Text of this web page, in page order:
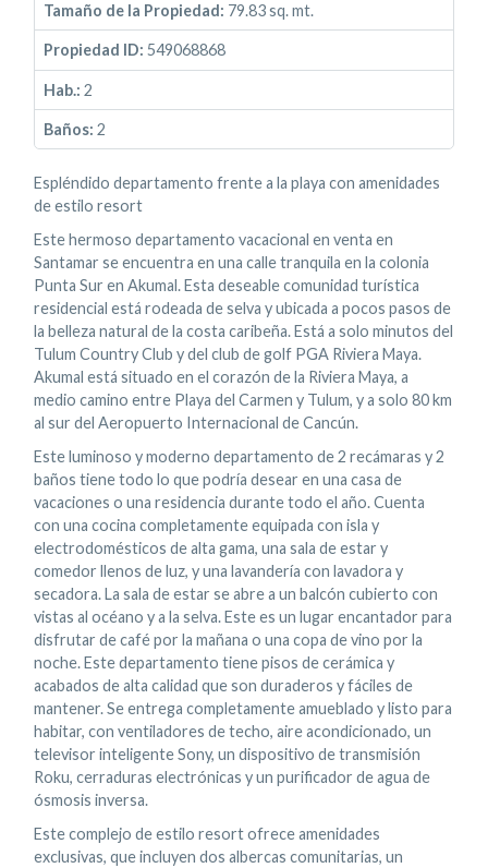
Tamaño de la Propiedad: 79.83 sq. mt.
Propiedad ID: 549068868
Hab.: 2
Baños: 2
Espléndido departamento frente a la playa con amenidades
de estilo resort
Este hermoso departamento vacacional en venta en
Santamar se encuentra en una calle tranquila en la colonia
Punta Sur en Akumal. Esta deseable comunidad turística
residencial está rodeada de selva y ubicada a pocos pasos de
la belleza natural de la costa caribeña. Está a solo minutos del
Tulum Country Club y del club de golf PGA Riviera Maya.
Akumal está situado en el corazón de la Riviera Maya, a
medio camino entre Playa del Carmen y Tulum, y a solo 80 km
al sur del Aeropuerto Internacional de Cancún.
Este luminoso y moderno departamento de 2 recámaras y 2
baños tiene todo lo que podría desear en una casa de
vacaciones o una residencia durante todo el año. Cuenta
con una cocina completamente equipada con isla y
electrodomésticos de alta gama, una sala de estar y
comedor llenos de luz, y una lavandería con lavadora y
secadora. La sala de estar se abre a un balcón cubierto con
vistas al océano y a la selva. Este es un lugar encantador para
disfrutar de café por la mañana o una copa de vino por la
noche. Este departamento tiene pisos de cerámica y
acabados de alta calidad que son duraderos y fáciles de
mantener. Se entrega completamente amueblado y listo para
habitar, con ventiladores de techo, aire acondicionado, un
televisor inteligente Sony, un dispositivo de transmisión
Roku, cerraduras electrónicas y un purificador de agua de
ósmosis inversa.
Este complejo de estilo resort ofrece amenidades
exclusivas, que incluyen dos albercas comunitarias, un